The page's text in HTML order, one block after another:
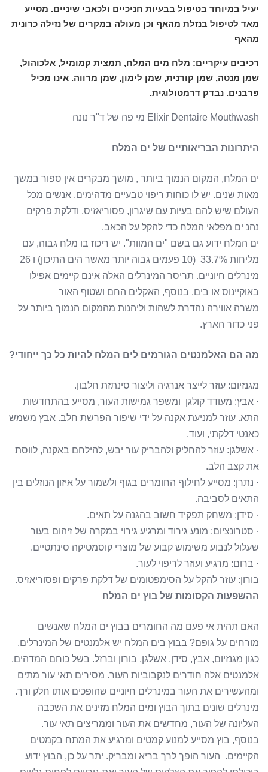
יעיל במיוחד בטיפול בבעיות חניכיים ולכאבי שיניים. מסייע
מאד לטיפול בנזלת מהאף וכן מעולה במקרים של נזילה כרונית
מהאף
רכיבים עיקריים: מלח מים המלח, תמצית קמומיל, אלכוהול,
שמן מנטה, שמן קורנית, שמן לימון, שמן מרווה. אינו מכיל
פרבנים. נבדק דרמטולוגית.
Elixir Dentaire Mouthwash מי פה של ד"ר נונה
היתרונות הבריאותיים של ים המלח
ים המלח, המקום הנמוך ביותר , מושך מבקרים אין ספור במשך
מאות שנים. יש לו כוחות ריפוי טבעיים מדהימים. אנשים מכל
העולם שיש להם בעיות עם שיגרון, פסוריאזיס, ודלקת פרקים
נהנ ים מפלאי המלח כדי להקל על הכאב.
ים המלח ידוע גם בשם "ים המוות". יש ריכוז בו מלח גבוה, עם
מליחות 33.7% (10 פעמים גבוה יותר מאשר הים התיכון) ו 26
מינרלים חיוניים. תריסר המינרלים האלה אינם קיימים אפילו
באוקיינוס או בים. בנוסף, האקלים החם ושטוף האור
משרה אווירה נהדרת לשהות וליהנות מהמקום הנמוך ביותר על
פני כדור הארץ.
מה הם האלמנטים הגורמים לים המלח להיות כל כך ייחודי?
מגנזיום: עוזר לייצר אנרגיה וליצור סינתזת חלבון.
· אבץ: מעודד קולגן ומשפר גמישות העור, מסייע בהתחדשות
התא. עוזר למניעת אקנה על ידי שיפור הפרשת חלב. אבץ משמש
כאנטי דלקתי, ועוד.
· אשלגן: עוזר להחליק ולהבריק עור יבש, להילחם באקנה, לווסת
את קצב הלב.
· נתרן: מסייע לחילוף החומרים בגוף ולשמור על איזון הנוזלים בין
התאים לסביבה.
· סידן: משחק תפקיד חשוב בהגנה על תאים.
· סטרונציום: מונע גירוד ומרגיע גירוי במקרה של זיהום בעור
שעלול לנבוע משימוש קבוע של מוצרי קוסמטיקה סינתטיים.
· ברום: מרגיע ועוזר לריפוי לעור.
בורון: עוזר להקל על הסימפטומים של דלקת פרקים ופסוריאזיס.
ההשפעות הקסומות של בוץ ים המלח
האם תהית אי פעם מה החומרים בבוץ ים המלח שאנשים
מורחים על גופם? בבוץ בים המלח יש אלמנטים של המינרלים,
כגון מגנזיום, אבץ, סידן, אשלגן, בורון וברזל. בשל כוחם המדהים,
אלמנטים אלה חודרים לנקבוביות העור. מסירים תאי עור מתים
ומהעשירים את העור במינרלים חיוניים שהופכים אותו חלק ורך.
מינרלים שונים בתוך הבוץ ומים המלח מזינים את השכבה
העליונה של העור, מחדשים את העור וממריצים תאי עור.
בנוסף, בוץ מסייע למנוע קמטים ומרגיע את המתח בקמטים
הקיימים. העור הופך לרך בריא ומבריק. יתר על כן, הבוץ ידוע